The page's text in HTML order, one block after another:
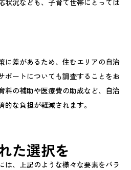
に差があるため、住むエリアの自治
ポートについても調査することをお
料の補助や医療費の助成など、自治
な負担が軽減されます。
た選択を
は、上記のような様々な要素をバラ